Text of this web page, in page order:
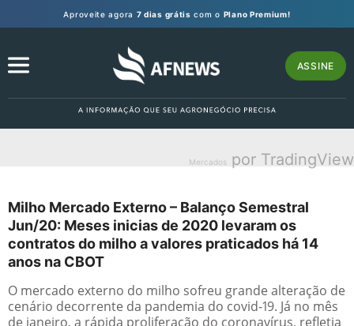
Aproveite agora 7 dias grátis com o Plano Premium!
ASSINE
Mercados por TradingView
Milho Mercado Externo – Balanço Semestral
Jun/20: Meses inicias de 2020 levaram os
contratos do milho a valores praticados há 14
anos na CBOT
O mercado externo do milho sofreu grande alteração de
cenário decorrente da pandemia do covid-19. Já no mês
de janeiro, a rápida proliferação do coronavírus, refletia